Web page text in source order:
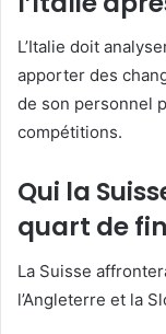
L’Italie doit
apporter des
de son personnel
compétitions.
Qui la
quart de
La Suisse
l’Angleterre et la